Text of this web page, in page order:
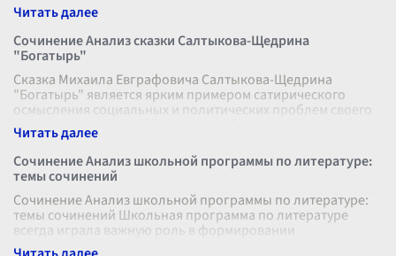
Сочинение Анализ сказки Салтыкова-Щедрина
"Богатырь"
Сказка Михаила Евграфовича Салтыкова-Щедрина
"Богатырь" является ярким примером сатирического
осмысления социальных и политических проблем своего
времени. Через метафорические обра
Сочинение Анализ школьной программы по литературе:
темы сочинений
Сочинение Анализ школьной программы по литературе:
темы сочинений Школьная программа по литературе
всегда играла важную роль в формировании
мировоззрения и культурного уровня подр